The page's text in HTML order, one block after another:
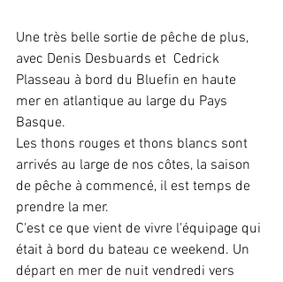
Une très belle sortie de pêche de plus,
avec Denis Desbuards et  Cedrick
Plasseau à bord du Bluefin en haute
mer en atlantique au large du Pays
Basque.
Les thons rouges et thons blancs sont
arrivés au large de nos côtes, la saison
de pêche à commencé, il est temps de
prendre la mer.
C'est ce que vient de vivre l'équipage qui
était à bord du bateau ce weekend. Un
départ en mer de nuit vendredi vers